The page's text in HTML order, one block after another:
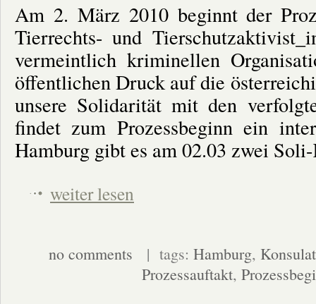
Am 2. März 2010 beginnt der
Tierrechts- und
vermeintlich kriminellen
öffentlichen Druck auf die
unsere Solidarität mit den
findet zum Prozessbeginn ein
Hamburg gibt es am 02.03 zwei
weiter lesen
no comments | tags: Hamburg, Konsulat
Prozessauftakt,